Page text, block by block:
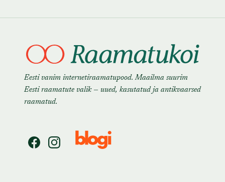
Eesti vanim internetiraamatupood. Maailma suurim
Eesti raamatute valik — uued, kasutatud ja antikvaarsed
raamatud.